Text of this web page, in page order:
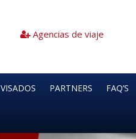
Agencias de viaje
VISADOS PARTNERS FAQ’S